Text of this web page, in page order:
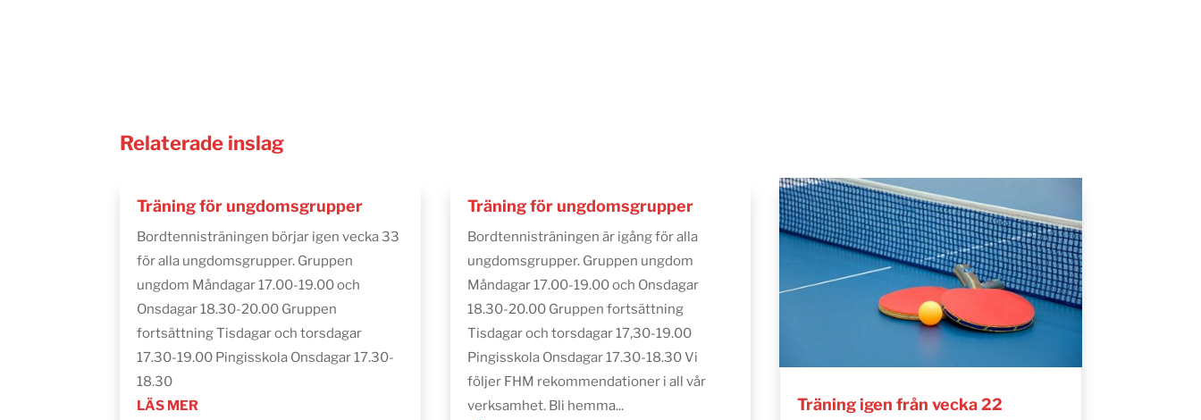
Relaterade inslag
Träning för ungdomsgrupper
Bordtennisträningen börjar igen vecka 33
för alla ungdomsgrupper. Gruppen
ungdom Måndagar 17.00-19.00 och
Onsdagar 18.30-20.00 Gruppen
fortsättning Tisdagar och torsdagar
17.30-19.00 Pingisskola Onsdagar 17.30-
18.30
LÄS MER
Träning för ungdomsgrupper
Bordtennisträningen är igång för alla
ungdomsgrupper. Gruppen ungdom
Måndagar 17.00-19.00 och Onsdagar
18.30-20.00 Gruppen fortsättning
Tisdagar och torsdagar 17,30-19.00
Pingisskola Onsdagar 17.30-18.30 Vi
följer FHM rekommendationer i all vår
verksamhet. Bli hemma...
Träning igen från vecka 22